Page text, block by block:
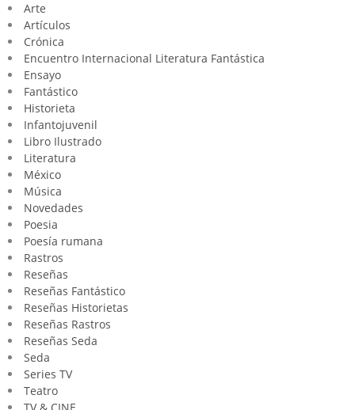
Arte
Artículos
Crónica
Encuentro Internacional Literatura Fantástica
Ensayo
Fantástico
Historieta
Infantojuvenil
Libro Ilustrado
Literatura
México
Música
Novedades
Poesia
Poesía rumana
Rastros
Reseñas
Reseñas Fantástico
Reseñas Historietas
Reseñas Rastros
Reseñas Seda
Seda
Series TV
Teatro